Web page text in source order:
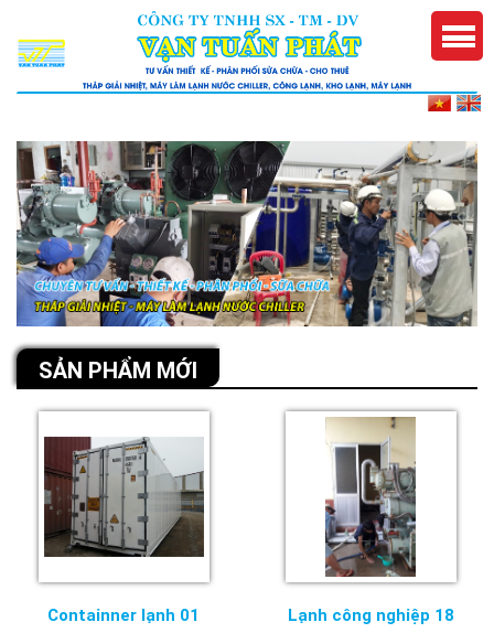
SẢN PHẨM MỚI
Containner lạnh 01 Lạnh công nghiệp 18